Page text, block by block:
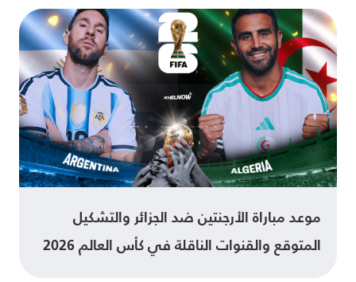
موعد مباراة الأرجنتين ضد الجزائر والتشكيل
المتوقع والقنوات الناقلة في كأس العالم 2026